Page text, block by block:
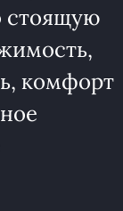
стоящую
комфорт